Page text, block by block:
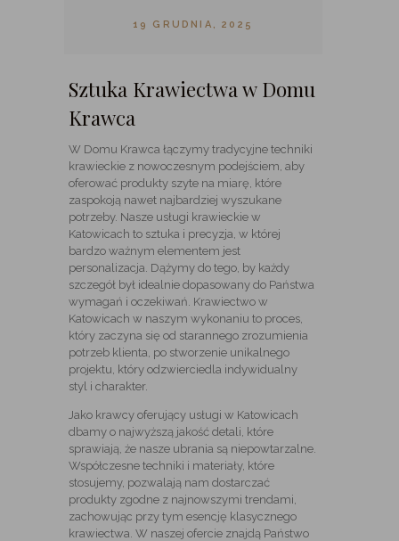
19 GRUDNIA, 2025
Sztuka Krawiectwa w Domu
Krawca
W Domu Krawca łączymy tradycyjne techniki
krawieckie z nowoczesnym podejściem, aby
oferować produkty szyte na miarę, które
zaspokoją nawet najbardziej wyszukane
potrzeby. Nasze usługi krawieckie w
Katowicach to sztuka i precyzja, w której
bardzo ważnym elementem jest
personalizacja. Dążymy do tego, by każdy
szczegół był idealnie dopasowany do Państwa
wymagań i oczekiwań. Krawiectwo w
Katowicach w naszym wykonaniu to proces,
który zaczyna się od starannego zrozumienia
potrzeb klienta, po stworzenie unikalnego
projektu, który odzwierciedla indywidualny
styl i charakter.
Jako krawcy oferujący usługi w Katowicach
dbamy o najwyższą jakość detali, które
sprawiają, że nasze ubrania są niepowtarzalne.
Współczesne techniki i materiały, które
stosujemy, pozwalają nam dostarczać
produkty zgodne z najnowszymi trendami,
zachowując przy tym esencję klasycznego
krawiectwa. W naszej ofercie znajdą Państwo